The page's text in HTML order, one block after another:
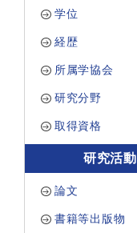
学位
経歴
所属学協会
研究分野
取得資格
研究活動
論文
書籍等出版物